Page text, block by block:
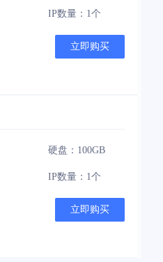
IP数量：1个
立即购买
硬盘：100GB
IP数量：1个
立即购买